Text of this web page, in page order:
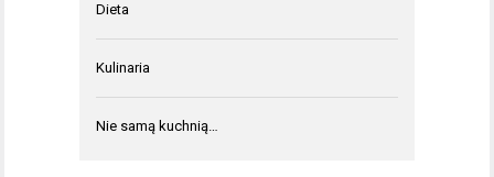
Dieta
Kulinaria
Nie samą kuchnią…